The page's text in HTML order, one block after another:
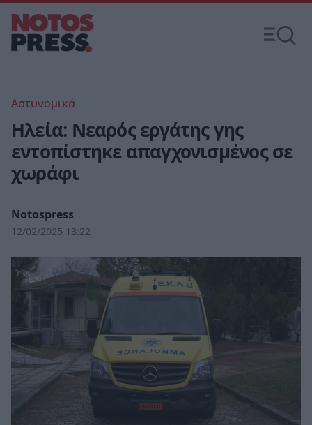
Αστυνομικά
Ηλεία: Νεαρός εργάτης γης
εντοπίστηκε απαγχονισμένος σε
χωράφι
Notospress
12/02/2025 13:22